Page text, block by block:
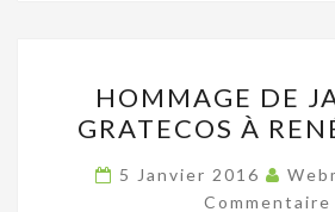
DE
À
HOMMAGE DE
GRATECOS À
5 Janvier 2016
Commentaire